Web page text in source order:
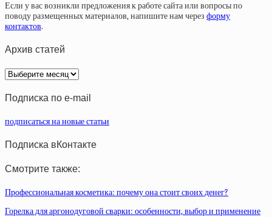
Если у вас возникли предложения к работе сайта или вопросы по
поводу размещенных материалов, напишите нам через форму
контактов.
Архив статей
Архив
статей
Подписка по e-mail
подписаться на новые статьи
Подписка вКонтакте
Смотрите также:
Профессиональная косметика: почему она стоит своих денег?
Горелка для аргонодуговой сварки: особенности, выбор и применение